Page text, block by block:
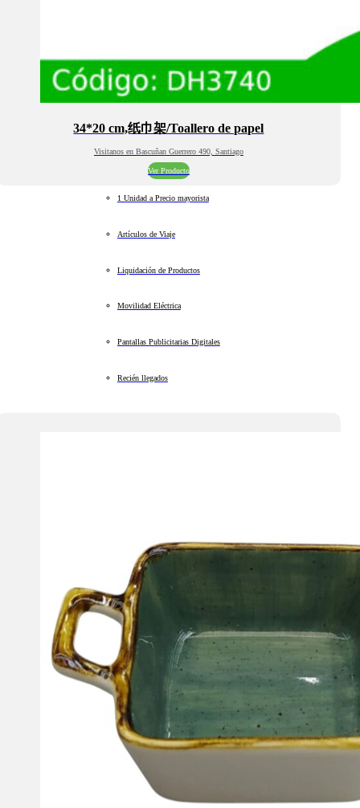
34*20 cm,纸巾架/Toallero de papel
Visitanos en Bascuñan Guerrero 490, Santiago
Ver Producto
1 Unidad a Precio mayorista
Artículos de Viaje
Liquidación de Productos
Movilidad Eléctrica
Pantallas Publicitarias Digitales
Recién llegados